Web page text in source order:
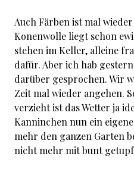
Auch Färben ist mal
Konenwolle liegt schon
stehen im Keller, alleine
dafür. Aber ich hab
darüber gesprochen. Wir
Zeit mal wieder angehen.
verzieht ist das Wetter ja
Kanninchen nun ein
mehr den ganzen Garten
nicht mehr mit bunt